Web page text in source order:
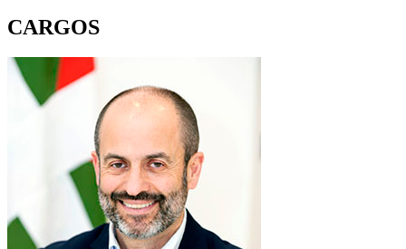
CARGOS